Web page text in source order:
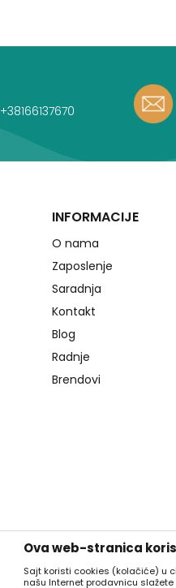
+38166137670
INFORMACIJE
O nama
Zaposlenje
Saradnja
Kontakt
Blog
Radnje
Brendovi
Ova web-stranica
Sajt koristi cookies (kolačiće) u
našu Internet prodavnicu